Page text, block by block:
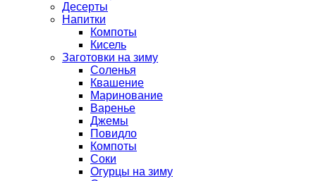
Десерты
Напитки
Компоты
Кисель
Заготовки на зиму
Соленья
Квашение
Маринование
Варенье
Джемы
Повидло
Компоты
Соки
Огурцы на зиму